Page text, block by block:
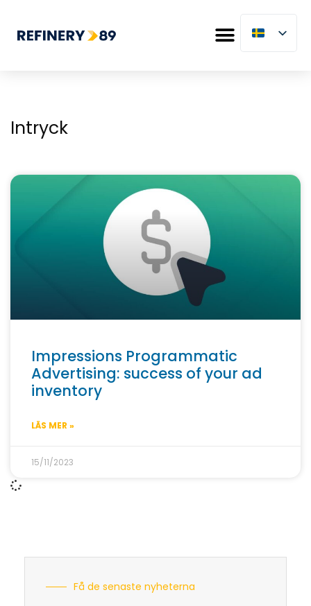
Intryck
Impressions Programmatic
Advertising: success of your ad
inventory
LÄS MER »
15/11/2023
Få de senaste nyheterna